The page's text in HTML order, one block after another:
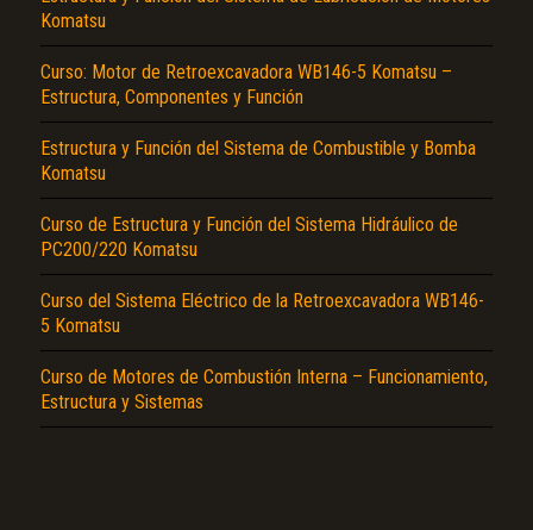
Komatsu
Curso: Motor de Retroexcavadora WB146-5 Komatsu –
Estructura, Componentes y Función
Estructura y Función del Sistema de Combustible y Bomba
Komatsu
Curso de Estructura y Función del Sistema Hidráulico de
PC200/220 Komatsu
Curso del Sistema Eléctrico de la Retroexcavadora WB146-
5 Komatsu
Curso de Motores de Combustión Interna – Funcionamiento,
Estructura y Sistemas
El Título es incorrecto según el contenido.
No carga o no se visualiza el contenido.
Reportar otro tipo de error...